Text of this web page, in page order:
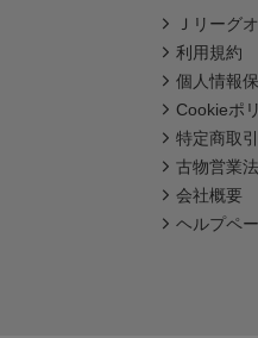
Ｊリーグ
利用規約
個人情報
Cookieポ
特定商取
古物営業
会社概要
ヘルプペ